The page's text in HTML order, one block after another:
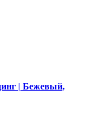
| Бежевый,